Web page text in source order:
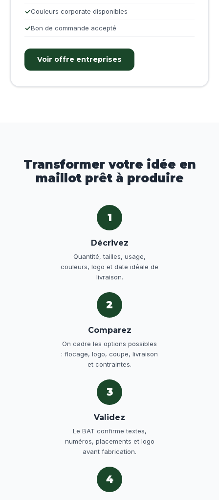
Couleurs corporate disponibles
Bon de commande accepté
Voir offre entreprises
Transformer votre idée en
maillot prêt à produire
1
Décrivez
Quantité, tailles, usage,
couleurs, logo et date idéale de
livraison.
2
Comparez
On cadre les options possibles
: flocage, logo, coupe, livraison
et contraintes.
3
Validez
Le BAT confirme textes,
numéros, placements et logo
avant fabrication.
4